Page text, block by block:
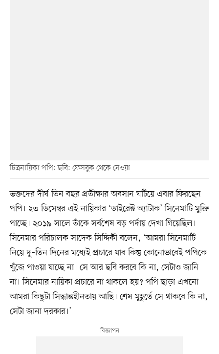
চিত্রনায়িকা পপি: ছবি: ফেসবুক থেকে নেওয়া
ভক্তদের দীর্ঘ তিন বছর প্রতীক্ষার অবসান ঘটিয়ে এবার ফিরছেন
পপি। ২৩ ডিসেম্বর এই নায়িকার ‘ডাইরেক্ট অ্যাটাক’ সিনেমাটি মুক্তি
পাচ্ছে। ২০১৯ সালে তাঁকে সর্বশেষ বড় পর্দায় দেখা গিয়েছিল।
সিনেমার পরিচালক সাদেক সিদ্দিকী বলেন, ‘আমরা সিনেমাটি
নিয়ে দু–তিন দিনের মধ্যেই প্রচারে যাব কিন্তু কোনোভাবেই পপিকে
খুঁজে পাওয়া যাচ্ছে না। সে আর ছবি করবে কি না, সেটাও জানি
না। সিনেমার নায়িকা প্রচারে না থাকলে হয়? পপি ছাড়া এখনো
আমরা কিছুটা সিদ্ধান্তহীনতায় আছি। শেষ মুহূর্তে সে থাকবে কি না,
সেটা জানা দরকার।’